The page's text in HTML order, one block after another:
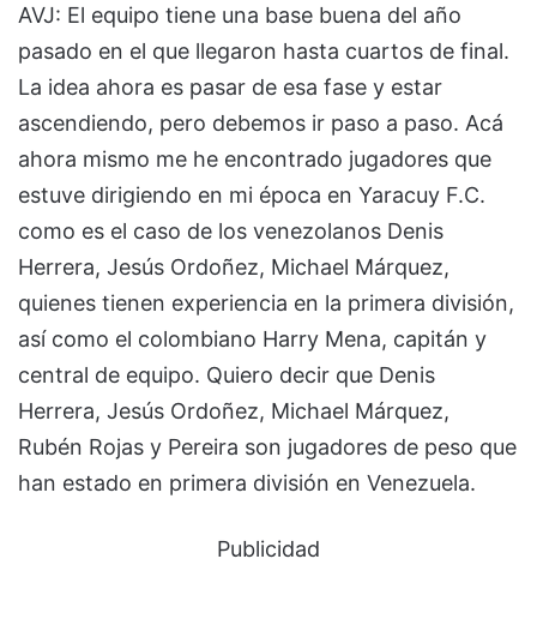
AVJ: El equipo tiene una base buena del año
pasado en el que llegaron hasta cuartos de final.
La idea ahora es pasar de esa fase y estar
ascendiendo, pero debemos ir paso a paso. Acá
ahora mismo me he encontrado jugadores que
estuve dirigiendo en mi época en Yaracuy F.C.
como es el caso de los venezolanos Denis
Herrera, Jesús Ordoñez, Michael Márquez,
quienes tienen experiencia en la primera división,
así como el colombiano Harry Mena, capitán y
central de equipo. Quiero decir que Denis
Herrera, Jesús Ordoñez, Michael Márquez,
Rubén Rojas y Pereira son jugadores de peso que
han estado en primera división en Venezuela.
Publicidad